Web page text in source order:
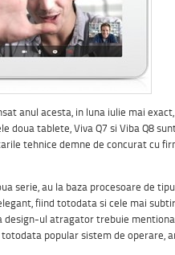
anul acesta, in luna iulie mai
doua tablete, Viva Q7 si Viba Q8
tehnice demne de concurat cu
serie, au la baza procesoare de
fiind totodata si cele mai
design-ul atragator trebuie
popular sistem de operare,